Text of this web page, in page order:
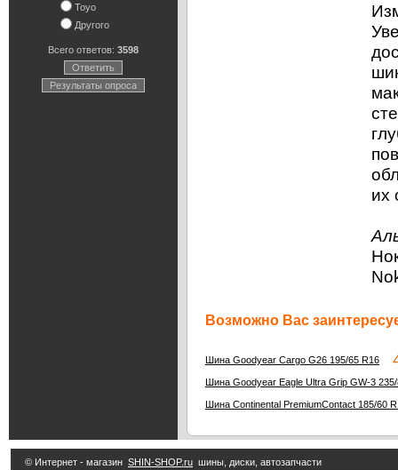
Toyo
Другого
Всего ответов: 3598
Ответить
Результаты опроса
их
Возможно Вас
Шина Goodyear Cargo G26 195/65 R16
Шина Goodyear Eagle Ultra Grip GW-3
Шина Continental PremiumContact 185/60
© Интернет - магазин SHIN-SHOP.ru шины, диски, автозапчасти